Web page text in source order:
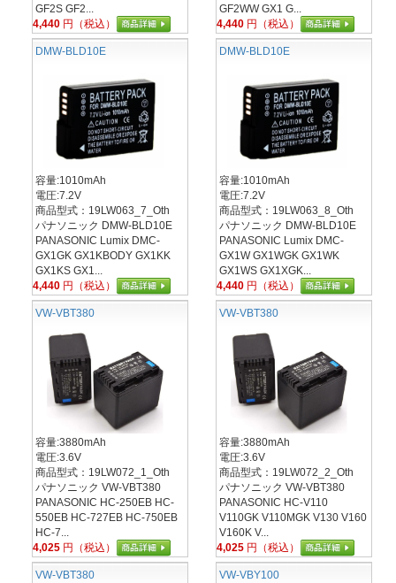
GF2S GF2...
4,440 円（税込）
GF2WW GX1 G...
4,440 円（税込）
DMW-BLD10E
容量:1010mAh
電圧:7.2V
商品型式：19LW063_7_Oth
パナソニック DMW-BLD10E
PANASONIC Lumix DMC-
GX1GK GX1KBODY GX1KK
GX1KS GX1...
4,440 円（税込）
DMW-BLD10E
容量:1010mAh
電圧:7.2V
商品型式：19LW063_8_Oth
パナソニック DMW-BLD10E
PANASONIC Lumix DMC-
GX1W GX1WGK GX1WK
GX1WS GX1XGK...
4,440 円（税込）
VW-VBT380
容量:3880mAh
電圧:3.6V
商品型式：19LW072_1_Oth
パナソニック VW-VBT380
PANASONIC HC-250EB HC-
550EB HC-727EB HC-750EB
HC-7...
4,025 円（税込）
VW-VBT380
容量:3880mAh
電圧:3.6V
商品型式：19LW072_2_Oth
パナソニック VW-VBT380
PANASONIC HC-V110
V110GK V110MGK V130 V160
V160K V...
4,025 円（税込）
VW-VBT380 VW-VBY100